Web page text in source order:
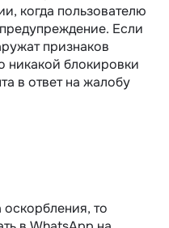
когда пользователю
Если
признаков
никакой блокировки
в ответ на жалобу
то